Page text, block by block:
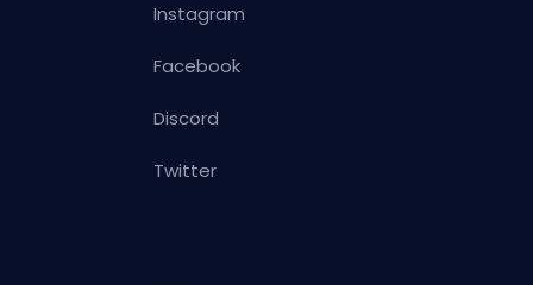
Instagram
Facebook
Discord
Twitter